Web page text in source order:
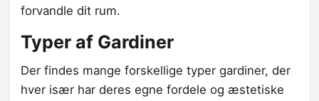
forvandle dit rum.
Typer af Gardiner
Der findes mange forskellige typer gardiner, der
hver især har deres egne fordele og æstetiske